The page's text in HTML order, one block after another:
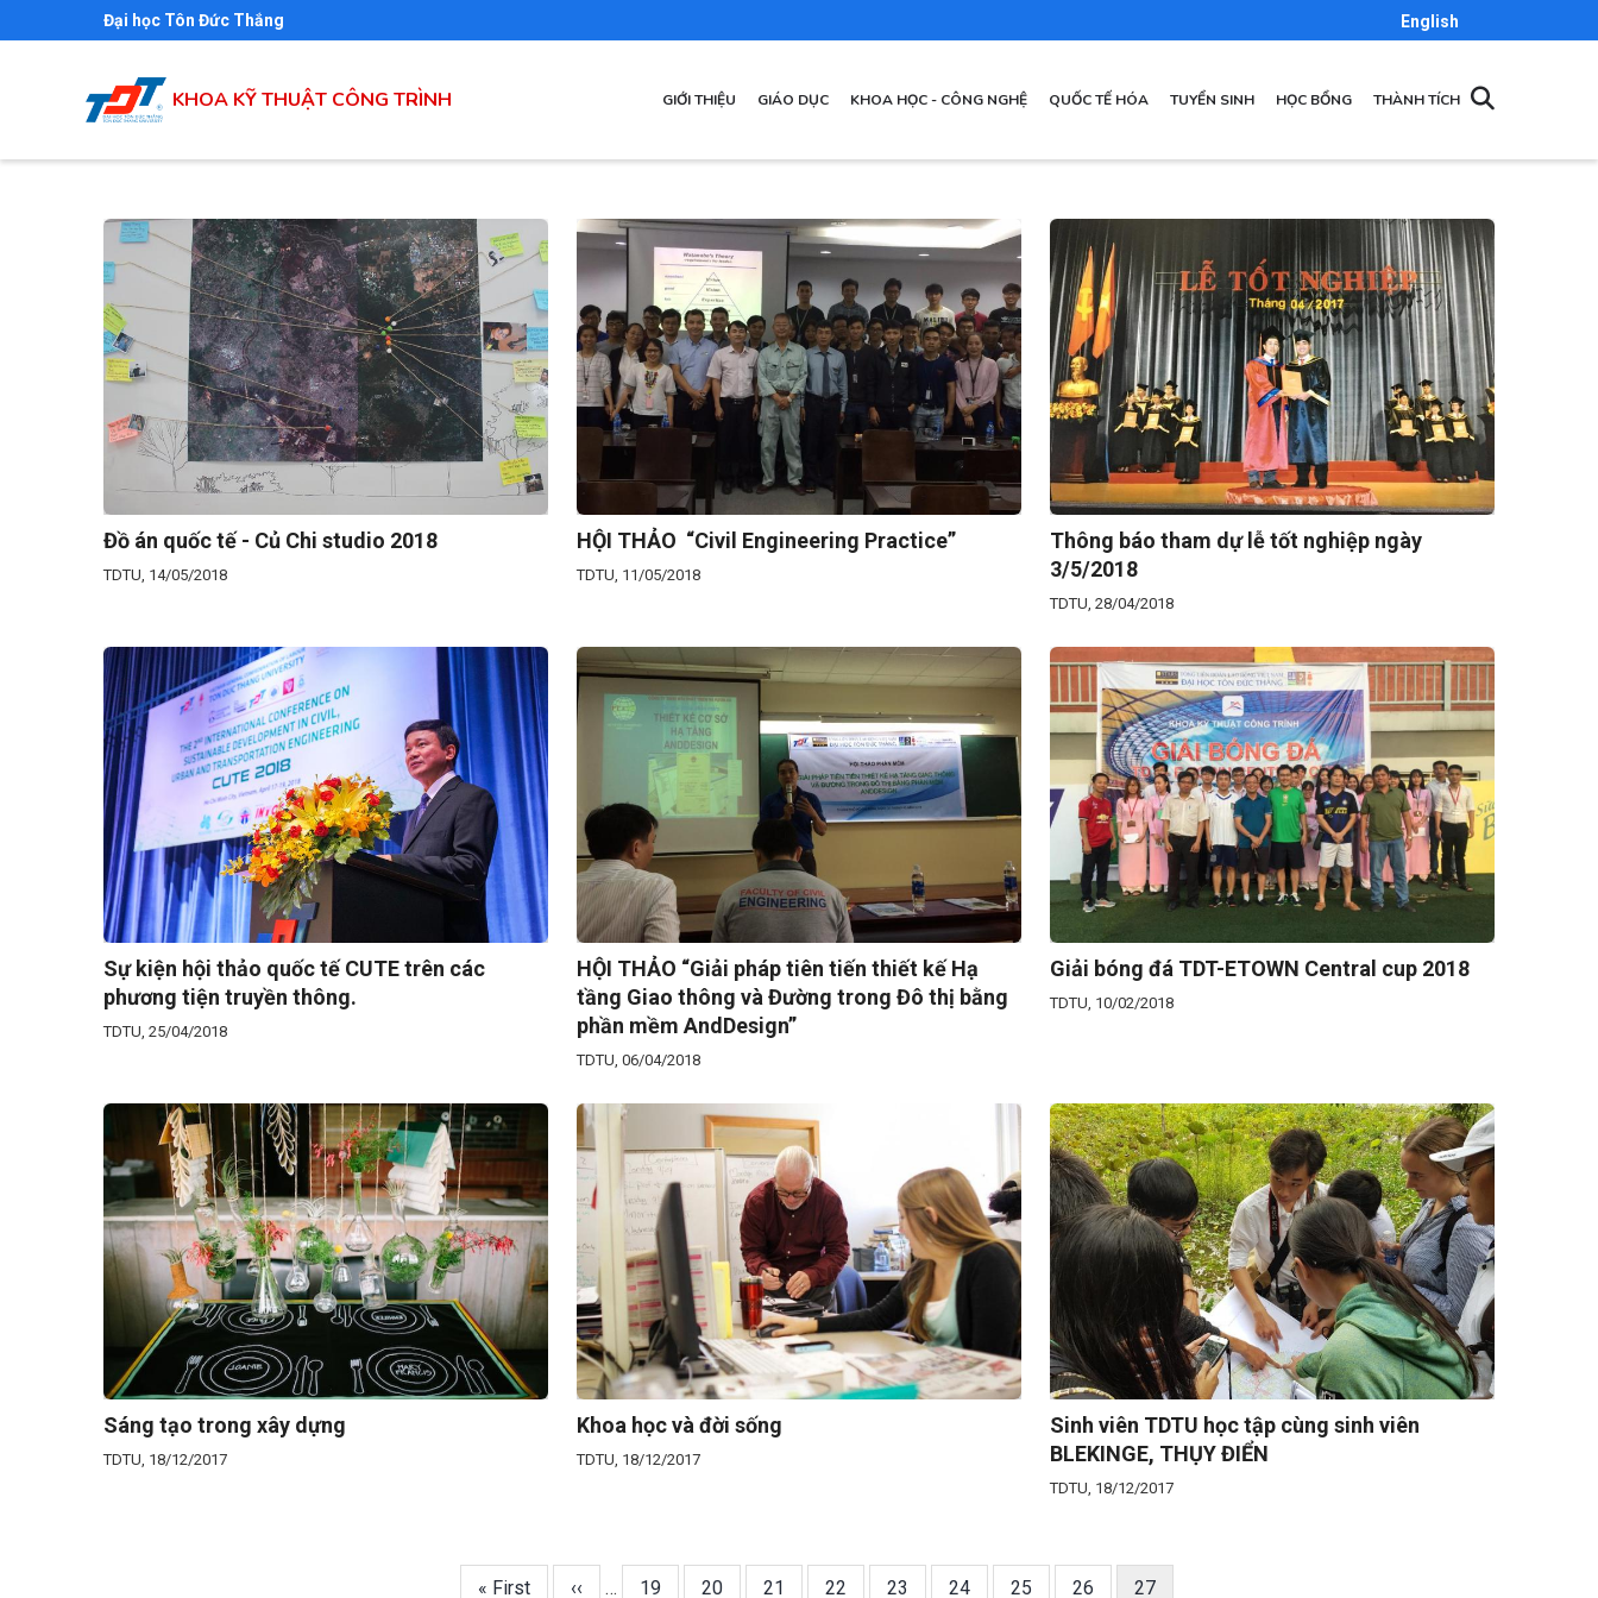
Đại học Tôn Đức Thắng English
KHOA KỸ THUẬT CÔNG TRÌNH MAIN
NAVIGATION
GIỚI THIỆU GIÁO DỤC KHOA HỌC - CÔNG NGHỆ QUỐC TẾ HÓA TUYỂN SINH HỌC BỔNG THÀNH TÍCH
Đồ án quốc tế - Củ Chi studio 2018
TDTU, 14/05/2018
HỘI THẢO “Civil Engineering Practice”
TDTU, 11/05/2018
Thông báo tham dự lễ tốt nghiệp ngày
3/5/2018
TDTU, 28/04/2018
Sự kiện hội thảo quốc tế CUTE trên các
phương tiện truyền thông.
TDTU, 25/04/2018
HỘI THẢO “Giải pháp tiên tiến thiết kế Hạ
tầng Giao thông và Đường trong Đô thị bằng
phần mềm AndDesign”
TDTU, 06/04/2018
Giải bóng đá TDT-ETOWN Central cup 2018
TDTU, 10/02/2018
Sáng tạo trong xây dựng
TDTU, 18/12/2017
Khoa học và đời sống
TDTU, 18/12/2017
Sinh viên TDTU học tập cùng sinh viên
BLEKINGE, THỤY ĐIỂN
TDTU, 18/12/2017
First
« First Previous
‹‹ … Trang
19 Trang
20 Trang
21 Trang
22 Trang
23 Trang
24 Trang
25 Trang
26 Current
27